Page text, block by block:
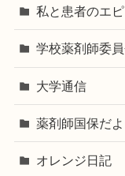
私と患者のエ
学校薬剤師委
大学通信
薬剤師国保だよ
オレンジ日記